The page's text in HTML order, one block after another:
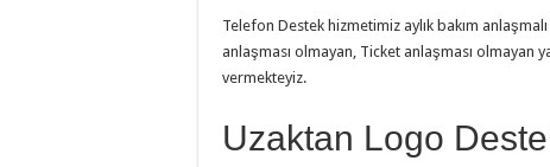
Telefon Destek hizmetimiz aylık bakım
anlaşması olmayan, Ticket anlaşması
vermekteyiz.
Uzaktan Logo